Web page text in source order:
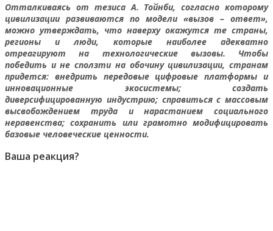
Отталкиваясь от тезиса А. Тойнби, согласно которому
цивилизации развиваются по модели «вызов – ответ»,
можно утверждать, что наверху окажутся те страны,
регионы и люди, которые наиболее адекватно
отреагируют на технологические вызовы. Чтобы
победить и не сползти на обочину цивилизации, странам
придется: внедрить передовые цифровые платформы и
инновационные экосистемы; создать
диверсифицированную индустрию; справиться с массовым
высвобождением труда и нарастанием социального
неравенства; сохранить или грамотно модифицировать
базовые человеческие ценности.
Ваша реакция?